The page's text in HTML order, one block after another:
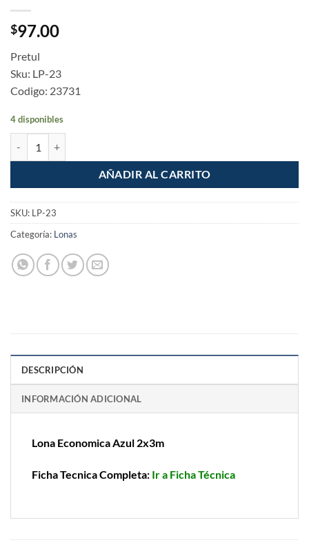
$97.00
Pretul
Sku: LP-23
Codigo: 23731
4 disponibles
AÑADIR AL CARRITO
SKU: LP-23
Categoría: Lonas
DESCRIPCIÓN
INFORMACIÓN ADICIONAL
Lona Economica Azul 2x3m
Ficha Tecnica Completa: Ir a Ficha Técnica